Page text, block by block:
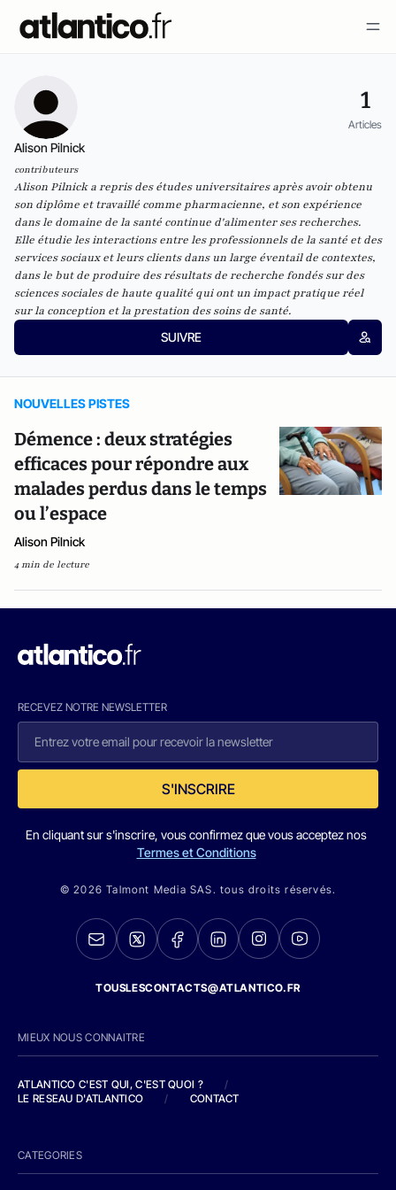
1
Articles
Alison Pilnick
contributeurs
Alison Pilnick a repris des études universitaires après avoir obtenu
son diplôme et travaillé comme pharmacienne, et son expérience
dans le domaine de la santé continue d'alimenter ses recherches.
Elle étudie les interactions entre les professionnels de la santé et des
services sociaux et leurs clients dans un large éventail de contextes,
dans le but de produire des résultats de recherche fondés sur des
sciences sociales de haute qualité qui ont un impact pratique réel
sur la conception et la prestation des soins de santé.
SUIVRE
NOUVELLES PISTES
Démence : deux stratégies
efficaces pour répondre aux
malades perdus dans le temps
ou l’espace
Alison Pilnick
4 min de lecture
RECEVEZ NOTRE NEWSLETTER
S'INSCRIRE
En cliquant sur s'inscrire, vous confirmez que vous acceptez nos
Termes et Conditions
© 2026 Talmont Media SAS. tous droits réservés.
TOUSLESCONTACTS@ATLANTICO.FR
MIEUX NOUS CONNAITRE
ATLANTICO C'EST QUI, C'EST QUOI ?
/
LE RESEAU D'ATLANTICO
/ CONTACT
CATEGORIES